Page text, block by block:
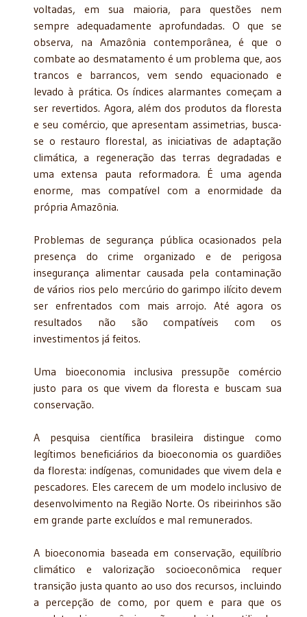
voltadas, em sua maioria, para questões nem
sempre adequadamente aprofundadas. O que se
observa, na Amazônia contemporânea, é que o
combate ao desmatamento é um problema que, aos
trancos e barrancos, vem sendo equacionado e
levado à prática. Os índices alarmantes começam a
ser revertidos. Agora, além dos produtos da floresta
e seu comércio, que apresentam assimetrias, busca-
se o restauro florestal, as iniciativas de adaptação
climática, a regeneração das terras degradadas e
uma extensa pauta reformadora. É uma agenda
enorme, mas compatível com a enormidade da
própria Amazônia.
Problemas de segurança pública ocasionados pela
presença do crime organizado e de perigosa
insegurança alimentar causada pela contaminação
de vários rios pelo mercúrio do garimpo ilícito devem
ser enfrentados com mais arrojo. Até agora os
resultados não são compatíveis com os
investimentos já feitos.
Uma bioeconomia inclusiva pressupõe comércio
justo para os que vivem da floresta e buscam sua
conservação.
A pesquisa científica brasileira distingue como
legítimos beneficiários da bioeconomia os guardiões
da floresta: indígenas, comunidades que vivem dela e
pescadores. Eles carecem de um modelo inclusivo de
desenvolvimento na Região Norte. Os ribeirinhos são
em grande parte excluídos e mal remunerados.
A bioeconomia baseada em conservação, equilíbrio
climático e valorização socioeconômica requer
transição justa quanto ao uso dos recursos, incluindo
a percepção de como, por quem e para que os